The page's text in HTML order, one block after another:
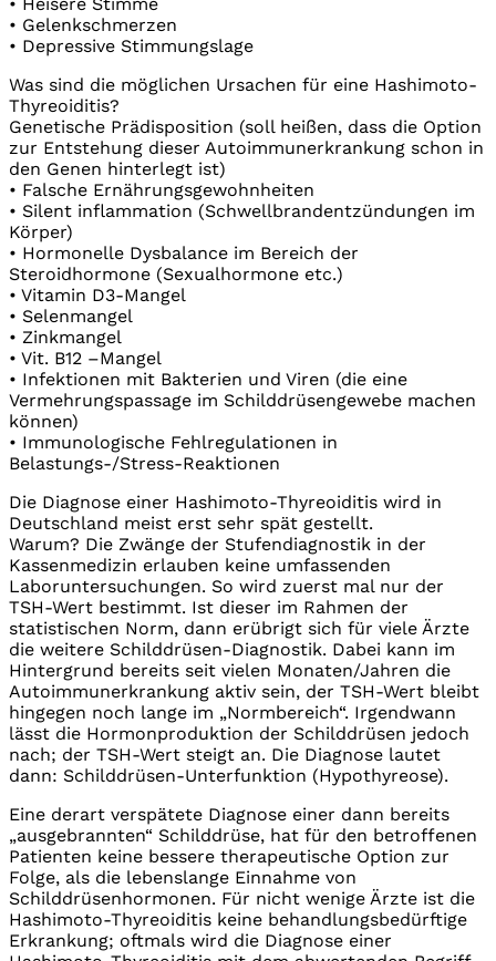
• Gelenkschmerzen
• Depressive Stimmungslage
Was sind die möglichen Ursachen für eine Hashimoto-
Thyreoiditis?
Genetische Prädisposition (soll heißen, dass die Option
zur Entstehung dieser Autoimmunerkrankung schon in
den Genen hinterlegt ist)
• Falsche Ernährungsgewohnheiten
• Silent inflammation (Schwellbrandentzündungen im
Körper)
• Hormonelle Dysbalance im Bereich der
Steroidhormone (Sexualhormone etc.)
• Vitamin D3-Mangel
• Selenmangel
• Zinkmangel
• Vit. B12 –Mangel
• Infektionen mit Bakterien und Viren (die eine
Vermehrungspassage im Schilddrüsengewebe machen
können)
• Immunologische Fehlregulationen in
Belastungs-/Stress-Reaktionen
Die Diagnose einer Hashimoto-Thyreoiditis wird in
Deutschland meist erst sehr spät gestellt.
Warum? Die Zwänge der Stufendiagnostik in der
Kassenmedizin erlauben keine umfassenden
Laboruntersuchungen. So wird zuerst mal nur der
TSH-Wert bestimmt. Ist dieser im Rahmen der
statistischen Norm, dann erübrigt sich für viele Ärzte
die weitere Schilddrüsen-Diagnostik. Dabei kann im
Hintergrund bereits seit vielen Monaten/Jahren die
Autoimmunerkrankung aktiv sein, der TSH-Wert bleibt
hingegen noch lange im „Normbereich“. Irgendwann
lässt die Hormonproduktion der Schilddrüsen jedoch
nach; der TSH-Wert steigt an. Die Diagnose lautet
dann: Schilddrüsen-Unterfunktion (Hypothyreose).
Eine derart verspätete Diagnose einer dann bereits
„ausgebrannten“ Schilddrüse, hat für den betroffenen
Patienten keine bessere therapeutische Option zur
Folge, als die lebenslange Einnahme von
Schilddrüsenhormonen. Für nicht wenige Ärzte ist die
Hashimoto-Thyreoiditis keine behandlungsbedürftige
Erkrankung; oftmals wird die Diagnose einer